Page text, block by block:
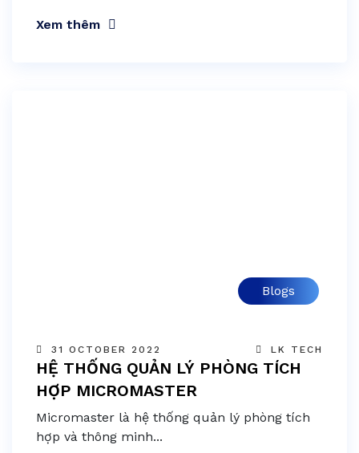
Xem thêm
Blogs
31 OCTOBER 2022 LK TECH
HỆ THỐNG QUẢN LÝ PHÒNG TÍCH
HỢP MICROMASTER
Micromaster là hệ thống quản lý phòng tích
hợp và thông minh...